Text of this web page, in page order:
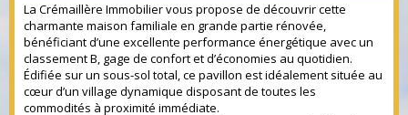
La Crémaillère Immobilier vous propose de découvrir cette
charmante maison familiale en grande partie rénovée,
bénéficiant d’une excellente performance énergétique avec un
classement B, gage de confort et d’économies au quotidien.
Édifiée sur un sous-sol total, ce pavillon est idéalement située au
cœur d’un village dynamique disposant de toutes les
commodités à proximité immédiate.